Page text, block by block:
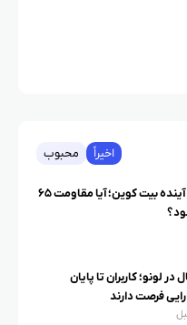
اخیراً محبوب
گزارش اشتغال آمریکا و آینده بیت کوین؛ آیا مقاومت ۶۵
لونو؛ کاربران تا پایان
فرصت دارند